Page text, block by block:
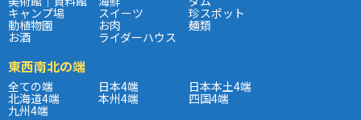
キャンプ場 スイーツ 珍スポット
動植物園 お肉 麺類
お酒 ライダーハウス
東西南北の端
全ての端 日本4端 日本本土4端
北海道4端 本州4端 四国4端
九州4端